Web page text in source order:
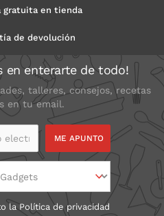
gratuita en tienda
de devolución
en enterarte de todo!
talleres, consejos, recetas
en tu email.
la Política de privacidad